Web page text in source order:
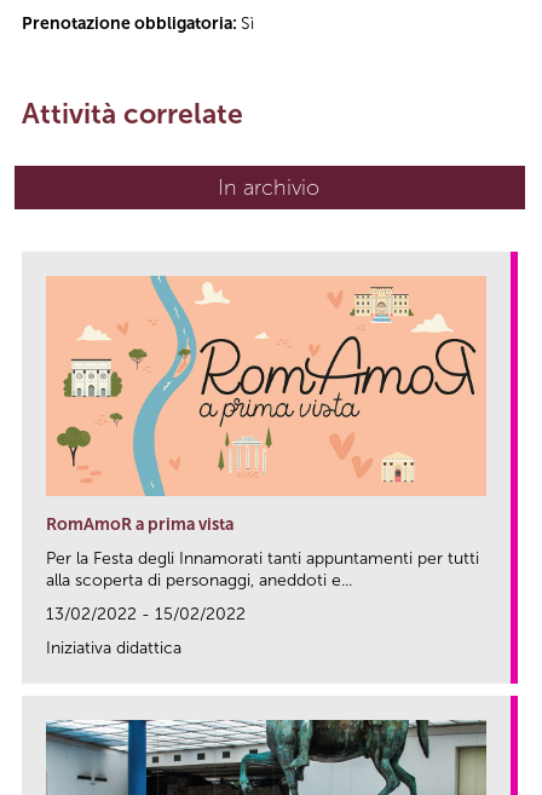
Prenotazione obbligatoria: Sì
Attività correlate
In archivio
RomAmoR a prima vista
Per la Festa degli Innamorati tanti appuntamenti per tutti
alla scoperta di personaggi, aneddoti e...
13/02/2022 - 15/02/2022
Iniziativa didattica